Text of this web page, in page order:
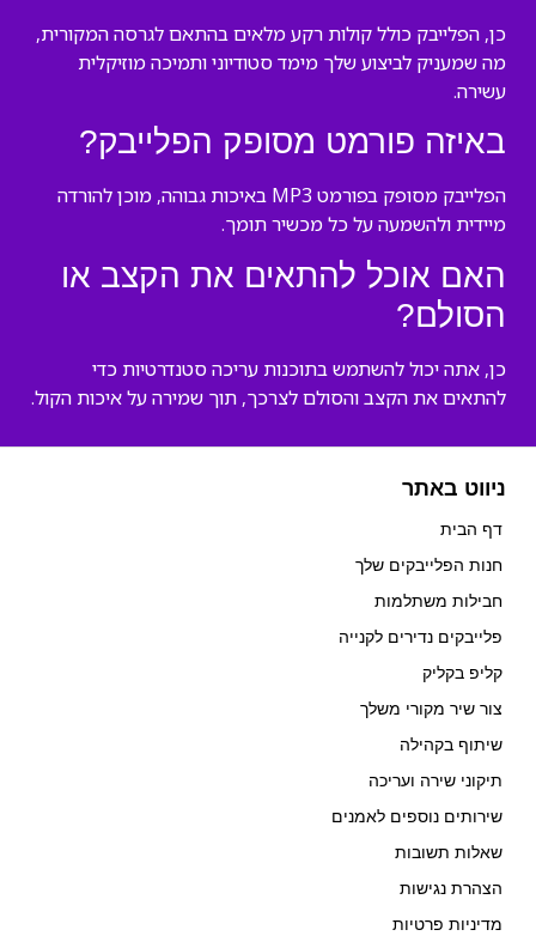
כן, הפלייבק כולל קולות רקע מלאים בהתאם לגרסה המקורית,
מה שמעניק לביצוע שלך מימד סטודיוני ותמיכה מוזיקלית
עשירה.
באיזה פורמט מסופק הפלייבק?
הפלייבק מסופק בפורמט MP3 באיכות גבוהה, מוכן להורדה
מיידית ולהשמעה על כל מכשיר תומך.
האם אוכל להתאים את הקצב או
הסולם?
כן, אתה יכול להשתמש בתוכנות עריכה סטנדרטיות כדי
להתאים את הקצב והסולם לצרכך, תוך שמירה על איכות הקול.
ניווט באתר
דף הבית
חנות הפלייבקים שלך
חבילות משתלמות
פלייבקים נדירים לקנייה
קליפ בקליק
צור שיר מקורי משלך
שיתוף בקהילה
תיקוני שירה ועריכה
שירותים נוספים לאמנים
שאלות תשובות
הצהרת נגישות
מדיניות פרטיות